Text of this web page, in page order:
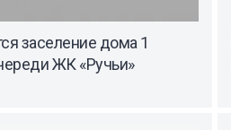
заселение дома 1
ЖК «Ручьи»